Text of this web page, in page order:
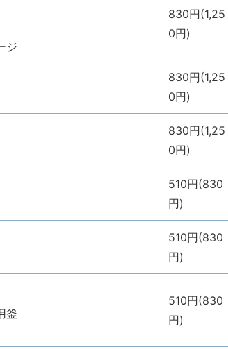
ジ
830円(1,25
0円)
830円(1,25
0円)
830円(1,25
0円)
510円(830
円)
510円(830
円)
釜
510円(830
円)